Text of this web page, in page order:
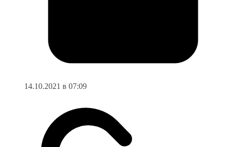
14.10.2021 в 07:09